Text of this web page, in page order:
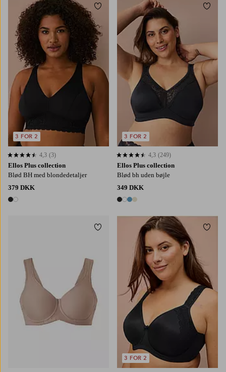
Ellos Plus collection
Blød BH med blondedetaljer
379 DKK
2 farver
4,3 baseret på 3 bedømmelser
4,3 (3)
3 FOR 2
Tilføj til favoritter
Ellos Plus collection
Blød bh uden bøjle
349 DKK
4 farver
4,3 baseret på 249 bedømmelser
4,3 (249)
3 FOR 2
Tilføj til favoritter
3 FOR 2